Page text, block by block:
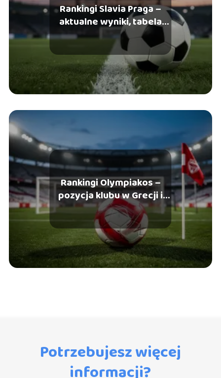
Rankingi Slavia Praga –
aktualne wyniki, tabela
ligowa
Rankingi Olympiakos –
pozycja klubu w Grecji i
Europie
Potrzebujesz więcej
informacji?